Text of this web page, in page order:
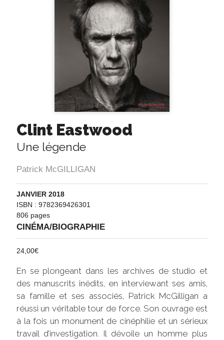
Clint Eastwood
Une légende
Patrick McGILLIGAN
JANVIER 2018
ISBN : 9782369426301
806 pages
CINÉMA/BIOGRAPHIE
24,00€
En se plongeant dans les archives de studio et
des manuscrits inédits, en interviewant ses amis,
sa famille et ses associés, Patrick McGilligan a
réussi un véritable tour de force. Son ouvrage est
à la fois un monument de cinéphilie et un sérieux
travail d’investigation. Il dévoile un homme plus